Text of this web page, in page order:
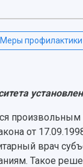
Меры профилактики
от
врач
Такое